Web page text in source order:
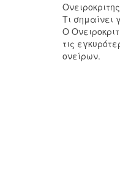
Τι σημαίνει
Ο
τις
ονείρων.